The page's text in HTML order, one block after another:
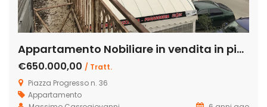
Appartamento Nobiliare in vendita in piazza Progresso, 32, Licata
€650.000,00 / Tratt.
Piazza Progresso n. 36
Appartamento